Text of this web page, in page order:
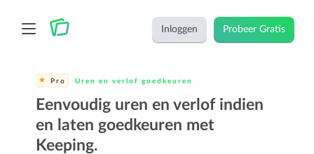
Inloggen Probeer Gratis
Pro Uren en verlof goedkeuren
Eenvoudig uren en verlof indien
en laten goedkeuren met
Keeping.